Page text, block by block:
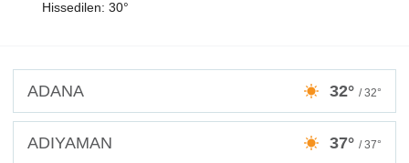
Hissedilen: 30°
ADANA 32° / 32°
ADIYAMAN 37° / 37°